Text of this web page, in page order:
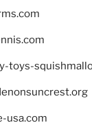
toys-
usa.com